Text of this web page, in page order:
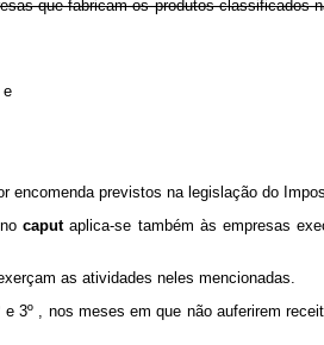
que fabricam os produtos classificados
e
encomenda previstos na legislação do
nocaputaplica-se também às empresas
as atividades neles mencionadas.
3º , nos meses em que não auferirem